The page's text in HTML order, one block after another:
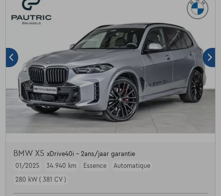
BMW X5 xDrive40i - 2ans/jaar garantie
01/2025
34.940 km Essence
Automatique
280 kW ( 381 CV )